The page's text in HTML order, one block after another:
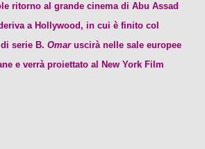
ritorno al grande cinema di Abu Assad
a Hollywood, in cui è finito col
serie B. Omaruscirà nelle sale europee
e verrà proiettato al New York Film